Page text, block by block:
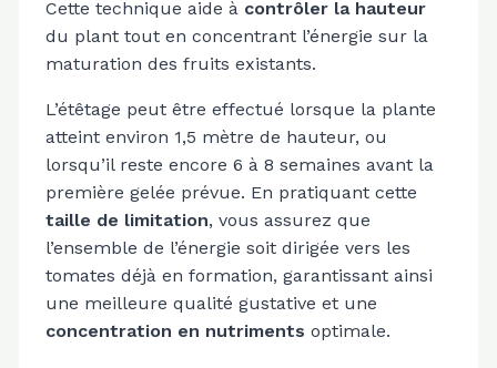
Cette technique aide à contrôler la hauteur
du plant tout en concentrant l’énergie sur la
maturation des fruits existants.
L’étêtage peut être effectué lorsque la plante
atteint environ 1,5 mètre de hauteur, ou
lorsqu’il reste encore 6 à 8 semaines avant la
première gelée prévue. En pratiquant cette
taille de limitation, vous assurez que
l’ensemble de l’énergie soit dirigée vers les
tomates déjà en formation, garantissant ainsi
une meilleure qualité gustative et une
concentration en nutriments optimale.